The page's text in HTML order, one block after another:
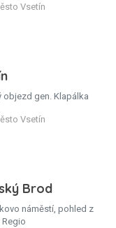
Vsetín
objezd gen. Klapálka
Vsetín
Brod
náměstí, pohled z
Regio